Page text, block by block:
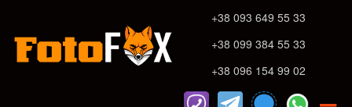
+38 093 649 55 33
+38 099 384 55 33
+38 096 154 99 02